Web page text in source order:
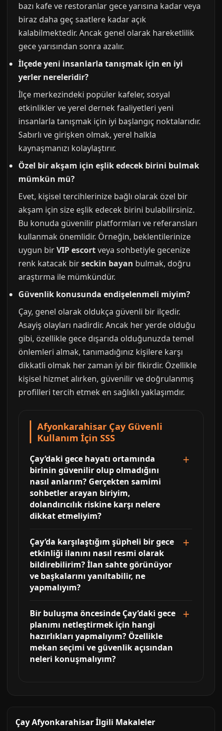
bazı kafe ve restoranlar gece yarısına kadar veya
biraz daha geç saatlere kadar açık
kalabilmektedir. Ancak genel olarak hareketlilik
gece yarısından sonra azalır.
İlçede yeni insanlarla tanışmak için en iyi
yerler nereleridir?
İlçe merkezindeki popüler kafeler, sosyal
etkinlikler ve yerel dernek faaliyetleri yeni
insanlarla tanışmak için iyi başlangıç noktalarıdır.
Sabırlı ve girişken olmak, yerel halkla
kaynaşmanızı kolaylaştırır.
Özel bir akşam için eşlik edecek birini bulmak
mümkün mü?
Evet, kişisel tercihlerinize bağlı olarak özel bir
akşam için size eşlik edecek birini bulabilirsiniz.
Bu konuda güvenilir platformları ve referansları
kullanmak önemlidir. Örneğin, beklentilerinize
uygun birVIP escortveya sohbetiyle gecenize
renk katacak birseckin bayan bulmak, doğru
araştırma ile mümkündür.
Güvenlik konusunda endişelenmeli miyim?
Çay, genel olarak oldukça güvenli bir ilçedir.
Asayiş olayları nadirdir. Ancak her yerde olduğu
gibi, özellikle gece dışarıda olduğunuzda temel
önlemleri almak, tanımadığınız kişilere karşı
dikkatli olmak her zaman iyi bir fikirdir. Özellikle
kişisel hizmet alırken, güvenilir ve doğrulanmış
profilleri tercih etmek en sağlıklı yaklaşımdır.
Afyonkarahisar Çay Güvenli
Kullanım İçin SSS
Çay’daki gece hayatı ortamında
birinin güvenilir olup olmadığını
nasıl anlarım? Gerçekten samimi
sohbetler arayan biriyim,
dolandırıcılık riskine karşı nelere
dikkat etmeliyim?
Çay’da karşılaştığım şüpheli bir gece
etkinliği ilanını nasıl resmi olarak
bildirebilirim? İlan sahte görünüyor
ve başkalarını yanıltabilir, ne
yapmalıyım?
Bir buluşma öncesinde Çay’daki gece
planımı netleştirmek için hangi
hazırlıkları yapmalıyım? Özellikle
mekan seçimi ve güvenlik açısından
neleri konuşmalıyım?
Çay Afyonkarahisar İlgili Makaleler